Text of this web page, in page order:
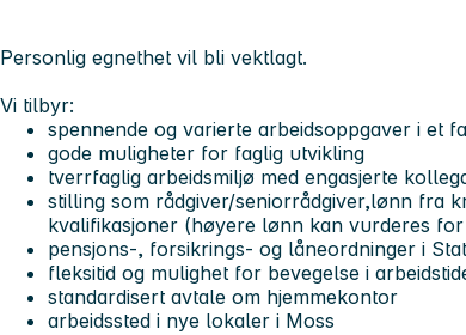
Personlig egnethet vil bli vektlagt.
Vi tilbyr:
spennende og varierte arbeidsoppgaver i et
gode muligheter for faglig utvikling
tverrfaglig arbeidsmiljø med engasjerte
stilling som rådgiver/seniorrådgiver,lønn fra
kvalifikasjoner (høyere lønn kan vurderes
pensjons-, forsikrings- og låneordninger i
fleksitid og mulighet for bevegelse i
standardisert avtale om hjemmekontor
arbeidssted i nye lokaler i Moss